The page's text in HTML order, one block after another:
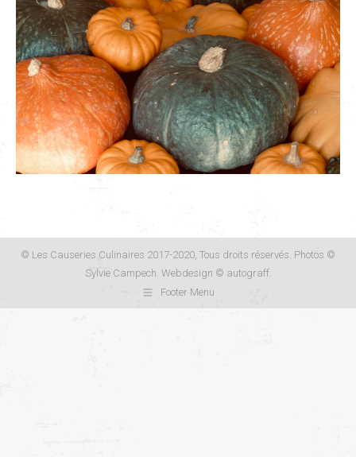
© Les Causeries Culinaires 2017-2020, Tous droits réservés. Photos ©
Sylvie Campech. Webdesign © autograff.
Footer Menu